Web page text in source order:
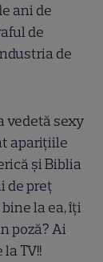
ani de
de
de
vedetă sexy
aparițiile
și Biblia
de preț
la ea, îți
poză? Ai
TV!!